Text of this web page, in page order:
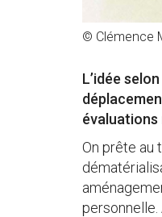
© Clémence
L’idée
On prête au